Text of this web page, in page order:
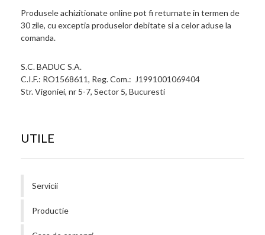
Produsele achizitionate online pot fi returnate in termen de
30 zile, cu exceptia produselor debitate si a celor aduse la
comanda.
S.C. BADUC S.A.
C.I.F.: RO1568611, Reg. Com.: J1991001069404
Str. Vigoniei, nr 5-7, Sector 5, Bucuresti
UTILE
Servicii
Productie